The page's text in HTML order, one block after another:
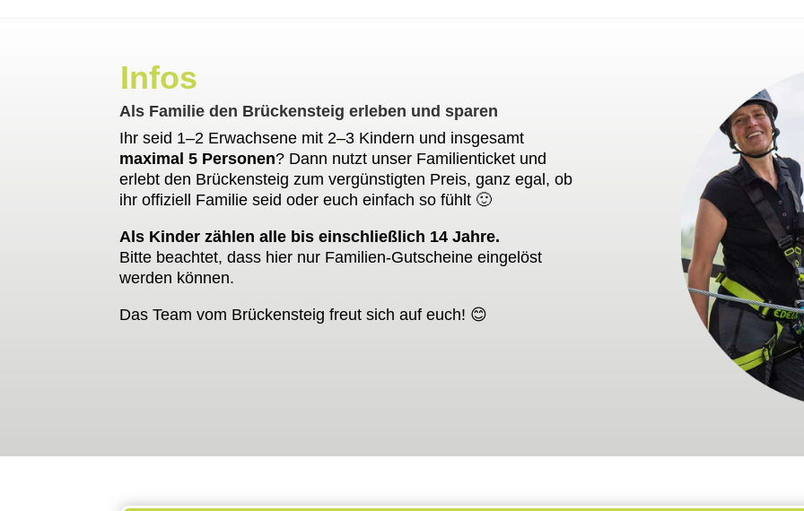
Infos
Als Familie den Brückensteig erleben und sparen
Ihr seid 1–2 Erwachsene mit 2–3 Kindern und insgesamt
maximal 5 Personen? Dann nutzt unser Familienticket und
erlebt den Brückensteig zum vergünstigten Preis, ganz egal, ob
ihr offiziell Familie seid oder euch einfach so fühlt 🙂
Als Kinder zählen alle bis einschließlich 14 Jahre.
Bitte beachtet, dass hier nur Familien-Gutscheine eingelöst
werden können.
Das Team vom Brückensteig freut sich auf euch! 😊